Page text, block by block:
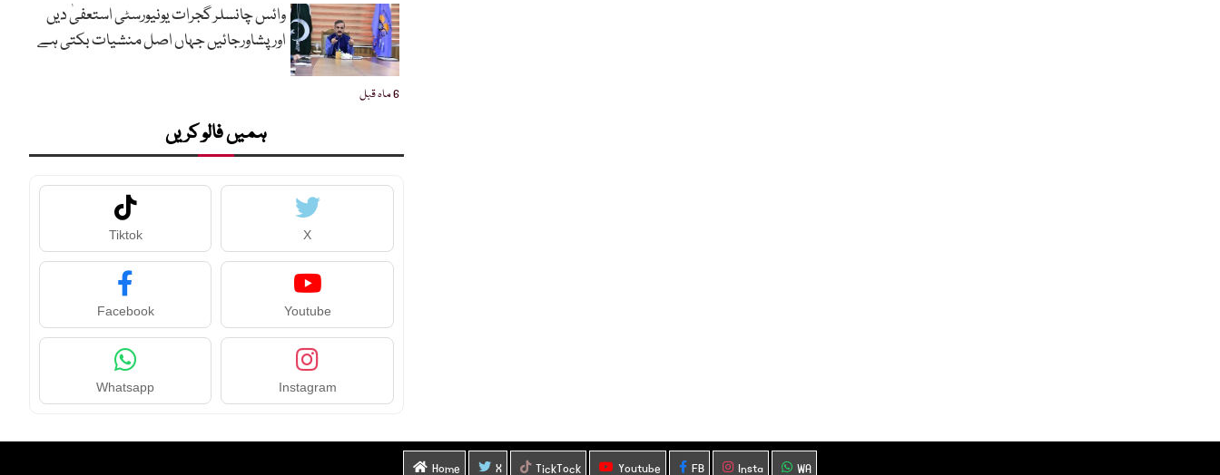
6 ماہ قبل
وائس چانسلر گجرات یونیورسٹی استعفیٰ دیں
اورپشاورجائیں جہاں اصل منشیات بکتی ہے
ہمیں فالو کریں
X
Tiktok
Youtube
Facebook
Instagram
Whatsapp
Home X TickTock Youtube FB Insta WA